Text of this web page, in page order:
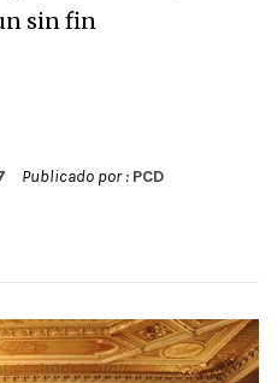
sin fin
Publicado por : PCD